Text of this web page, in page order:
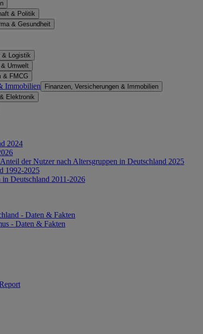
& Politik
& Gesundheit
& Logistik
& Umwelt
& FMCG
Immobilien Finanzen, Versicherungen & Immobilien
Elektronik
2024
der Nutzer nach Altersgruppen in Deutschland 2025
1992-2025
Deutschland 2011-2026
- Daten & Fakten
- Daten & Fakten